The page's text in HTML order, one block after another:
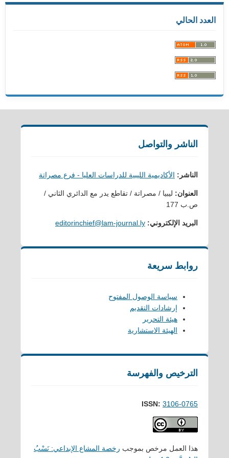
العدد الحالي
الناشر والتواصل
الناشر: الأكاديمية الليبية للدراسات العليا - فرع مصراتة
العنوان: ليبيا / مصراتة / تقاطع يدر مع الدائري الثاني /
ص.ب 177
البريد الإلكتروني: editorinchief@lam-journal.ly
روابط سريعة
سياسة الوصول المفتوح
إرشادات التقديم
هيئة التحرير
الهيئة الاستشارية
الترخيص والفهرسة
ISSN: 3106-0765
هذا العمل مرخص بموجب رخصة المشاع الإبداعي: نَسْبُ